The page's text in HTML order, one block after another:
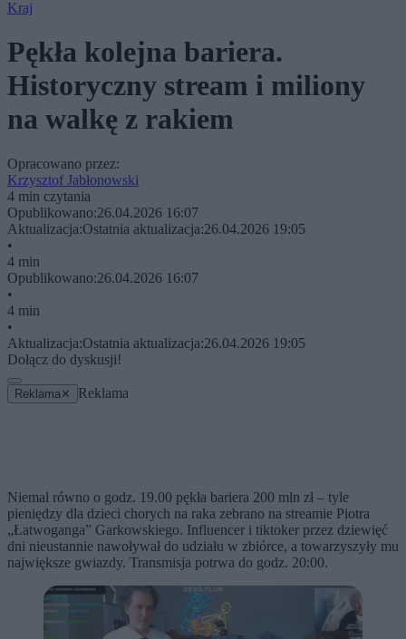
Kraj
Pękła kolejna bariera.
Historyczny stream i miliony
na walkę z rakiem
Opracowano przez:
Krzysztof Jabłonowski
4 min czytania
Opublikowano:26.04.2026 16:07
Aktualizacja:Ostatnia aktualizacja:26.04.2026 19:05
•
4 min
Opublikowano:26.04.2026 16:07
•
4 min
•
Aktualizacja:Ostatnia aktualizacja:26.04.2026 19:05
Dołącz do dyskusji!
Reklama ✕ Reklama
Niemal równo o godz. 19.00 pękła bariera 200 mln zł – tyle
pieniędzy dla dzieci chorych na raka zebrano na streamie Piotra
„Łatwoganga” Garkowskiego. Influencer i tiktoker przez dziewięć
dni nieustannie nawoływał do udziału w zbiórce, a towarzyszyły mu
największe gwiazdy. Transmisja potrwa do godz. 20:00.